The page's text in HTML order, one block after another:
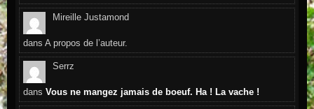
Mireille Justamond
dansA propos de l’auteur.
Serrz
dansVous ne mangez jamais de boeuf. Ha ! La vache !